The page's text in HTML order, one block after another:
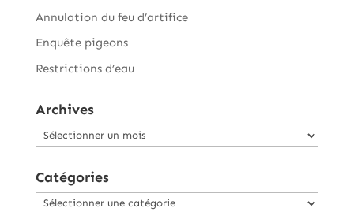
Annulation du feu d’artifice
Enquête pigeons
Restrictions d’eau
Archives
Archives
Catégories
Catégories